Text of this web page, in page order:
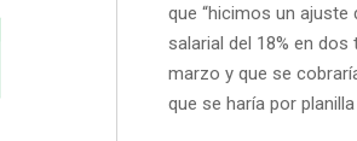
que “hicimos un
salarial del 18% en
marzo y que se
que se haría por